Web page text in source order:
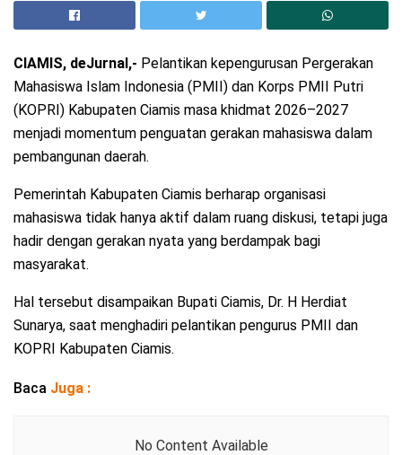
CIAMIS, deJurnal,- Pelantikan kepengurusan Pergerakan
Mahasiswa Islam Indonesia (PMII) dan Korps PMII Putri
(KOPRI) Kabupaten Ciamis masa khidmat 2026–2027
menjadi momentum penguatan gerakan mahasiswa dalam
pembangunan daerah.
Pemerintah Kabupaten Ciamis berharap organisasi
mahasiswa tidak hanya aktif dalam ruang diskusi, tetapi juga
hadir dengan gerakan nyata yang berdampak bagi
masyarakat.
Hal tersebut disampaikan Bupati Ciamis, Dr. H Herdiat
Sunarya, saat menghadiri pelantikan pengurus PMII dan
KOPRI Kabupaten Ciamis.
Baca Juga :
No Content Available